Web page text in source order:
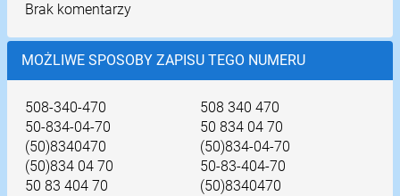
Brak komentarzy
MOŻLIWE SPOSOBY ZAPISU TEGO NUMERU
508-340-470
508 340 470
50-834-04-70
50 834 04 70
(50)8340470
(50)834-04-70
(50)834 04 70
50-83-404-70
50 83 404 70
(50)8340470